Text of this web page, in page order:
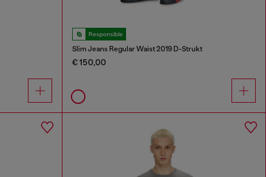
Responsible
Slim Jeans Regular Waist 2019 D-Strukt
€ 150,00